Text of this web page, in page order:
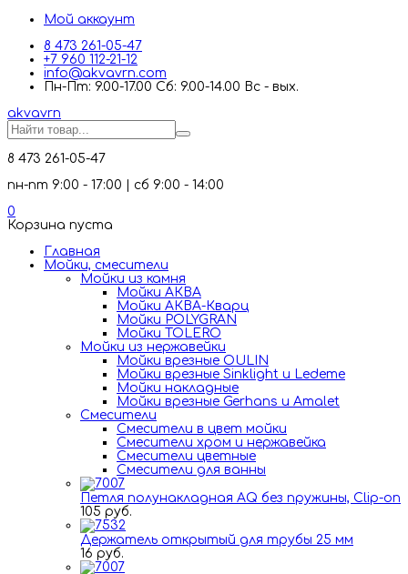
Мой аккаунт
8 473 261-05-47
+7 960 112-21-12
info@akvavrn.com
Пн-Пт: 9.00-17.00 Сб: 9.00-14.00 Вс - вых.
akvavrn
8 473 261-05-47
пн-пт 9:00 - 17:00 | сб 9:00 - 14:00
0
Корзина пуста
Главная
Мойки, смесители
Mойки из камня
Мойки АКВА
Мойки АКВА-Кварц
Мойки POLYGRAN
Мойки TOLERO
Мойки из нержавейки
Мойки врезные OULIN
Мойки врезные Sinklight и Ledeme
Мойки накладные
Мойки врезные Gerhans и Amalet
Смесители
Смесители в цвет мойки
Смесители хром и нержавейка
Смесители цветные
Смесители для ванны
Петля полунакладная AQ без пружины, Clip-on
105 руб.
Держатель открытый для трубы 25 мм
16 руб.